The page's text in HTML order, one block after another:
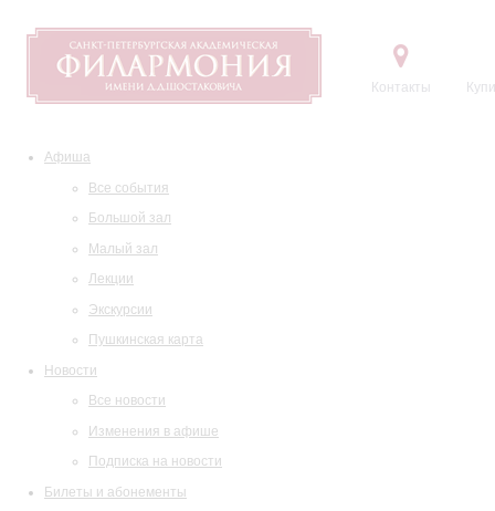
Контакты
Афиша
Все события
Большой зал
Малый зал
Лекции
Экскурсии
Пушкинская карта
Новости
Все новости
Изменения в афише
Подписка на новости
Билеты и абонементы